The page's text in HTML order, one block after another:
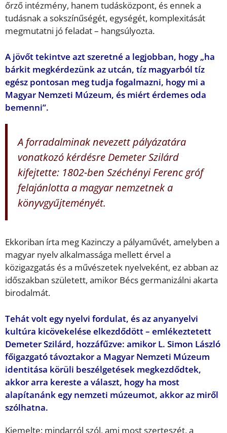
őrző intézmény, hanem tudásközpont, és ennek a
tudásnak a sokszínűségét, egységét, komplexitását
megmutatni jó feladat – hangsúlyozta.
A jövőt tekintve azt szeretné a legjobban, hogy „ha
bárkit megkérdezünk az utcán, tíz magyarból tíz
egész pontosan meg tudja fogalmazni, hogy mi a
Magyar Nemzeti Múzeum, és miért érdemes oda
bemenni”.
A forradalminak nevezett pályázatára
vonatkozó kérdésre Demeter Szilárd
kifejtette: 1802-ben Széchényi Ferenc gróf
felajánlotta a magyar nemzetnek a
könyvgyűjteményét.
Ekkoriban írta meg Kazinczy a pályaművét, amelyben a
magyar nyelv alkalmassága mellett érvel a
közigazgatás és a művészetek nyelveként, ez abban az
időszakban született, amikor Bécs germanizálni akarta
birodalmát.
Tehát volt egy nyelvi fordulat, és az anyanyelvi
kultúra kicövekelése elkezdődött – emlékeztetett
Demeter Szilárd, hozzáfűzve: amikor L. Simon László
főigazgató távoztakor a Magyar Nemzeti Múzeum
identitása körüli beszélgetések megkezdődtek,
akkor arra kereste a választ, hogy ha most
alapítanánk egy nemzeti múzeumot, akkor az miről
szólhatna.
Kiemelte: mindarról szól, ami most szerteszét, a